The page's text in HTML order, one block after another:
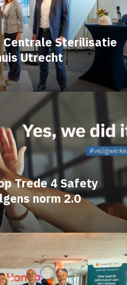
Sterilisatie
Utrecht
Trede 4 Safety
norm 2.0